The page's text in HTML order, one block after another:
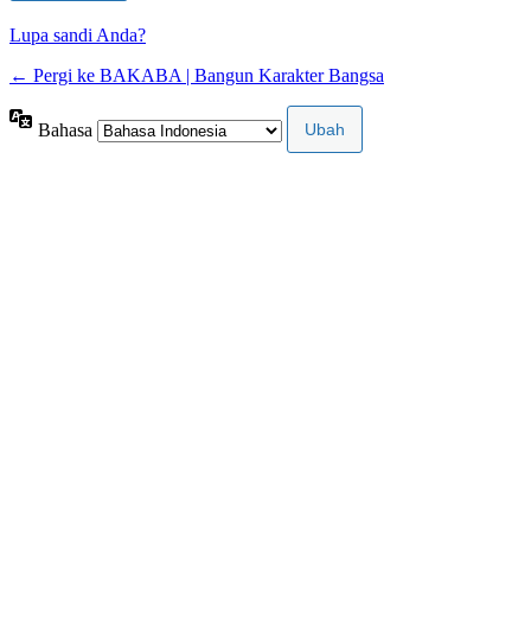
Lupa sandi Anda?
← Pergi ke BAKABA | Bangun Karakter Bangsa
Bahasa